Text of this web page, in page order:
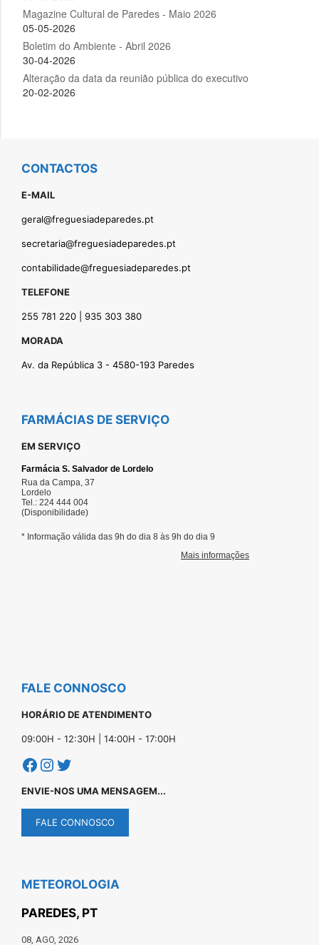
CONTACTOS
E-MAIL
geral@freguesiadeparedes.pt
secretaria@freguesiadeparedes.pt
contabilidade@freguesiadeparedes.pt
TELEFONE
255 781 220 | 935 303 380
MORADA
Av. da República 3 - 4580-193 Paredes
FARMÁCIAS DE SERVIÇO
EM SERVIÇO
FALE CONNOSCO
HORÁRIO DE ATENDIMENTO
09:00H - 12:30H | 14:00H - 17:00H
Facebook
Instagram
Twitter
ENVIE-NOS UMA MENSAGEM...
FALE CONNOSCO
METEOROLOGIA
PAREDES, PT
08, AGO, 2026